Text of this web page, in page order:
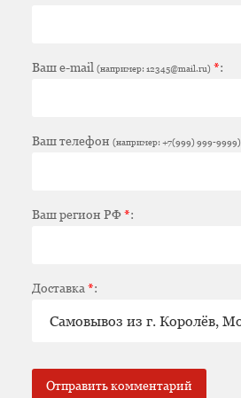
Ваш e-mail (например: 12345@mail.ru) *:
Ваш телефон (например: +7(999) 999-9999)
Ваш регион РФ*:
Доставка *: